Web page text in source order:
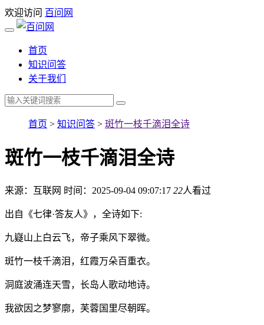
欢迎访问 百问网
首页
知识问答
关于我们
首页 > 知识问答 > 斑竹一枝千滴泪全诗
斑竹一枝千滴泪全诗
来源：互联网 时间：2025-09-04 09:07:17 22人看过
出自《七律·答友人》，全诗如下:
九嶷山上白云飞，帝子乘风下翠微。
斑竹一枝千滴泪，红霞万朵百重衣。
洞庭波涌连天雪，长岛人歌动地诗。
我欲因之梦寥廓，芙蓉国里尽朝晖。